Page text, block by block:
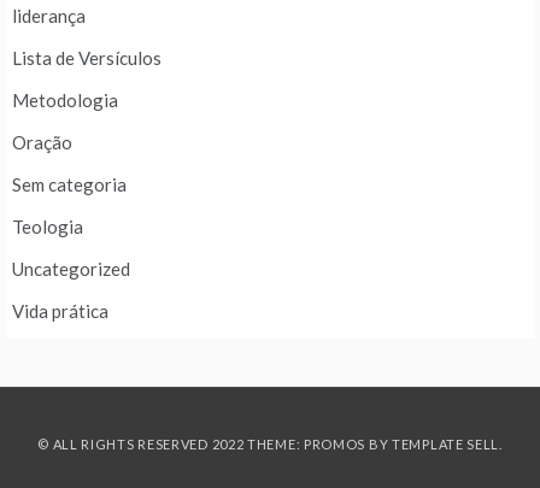
liderança
Lista de Versículos
Metodologia
Oração
Sem categoria
Teologia
Uncategorized
Vida prática
© ALL RIGHTS RESERVED 2022 THEME: PROMOS BY TEMPLATE SELL